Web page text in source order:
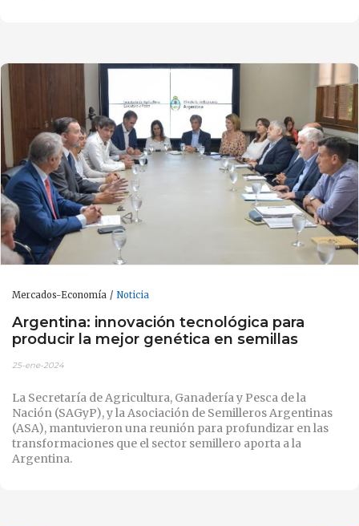
Mercados-Economía Noticia
Argentina: innovación tecnológica para
producir la mejor genética en semillas
25-ene-2024
La Secretaría de Agricultura, Ganadería y Pesca de la
Nación (SAGyP), y la Asociación de Semilleros Argentinas
(ASA), mantuvieron una reunión para profundizar en las
transformaciones que el sector semillero aporta a la
Argentina.